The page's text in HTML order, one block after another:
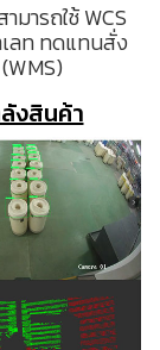
ารถใช้ WCS
ลท ทดแทนสั่ง
งสินค้า